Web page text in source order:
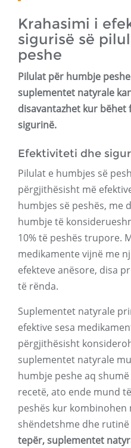
Krahasimi i
sigurisë së
peshe
Pilulat për humbje
suplementet natyrale
disavantazhet kur
sigurinë.
Efektiviteti dhe
Pilulat e humbjes së
përgjithësisht më
humbjes së peshës, me
humbje të
10% të peshës trupore.
medikamente vijnë me
efekteve anësore, disa
të rënda.
Suplementet natyrale
efektive sesa
përgjithësisht
suplementet natyrale
humbje peshe aq
recetë, ato ende mund
peshës kur kombinohen
shëndetshme dhe
tepër, suplementet